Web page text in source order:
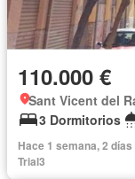
110.000 €
3 Dormitorios
Hace 1 semana, 2
Trial3